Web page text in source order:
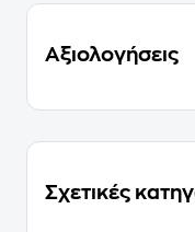
Αξιολογήσεις
Σχετικές